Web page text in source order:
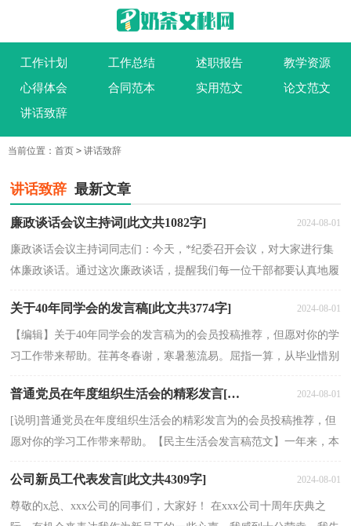
工作计划 工作总结 述职报告
教学资源
心得体会
合同范本 实用范文
论文范文
讲话致辞
当前位置： 首页 > 讲话致辞
讲话致辞 最新文章
廉政谈话会议主持词[此文共1082字] 2024-08-01
廉政谈话会议主持词同志们：今天，*纪委召开会议，对大家进行集
体廉政谈话。通过这次廉政谈话，提醒我们每一位干部都要认真地履
关于40年同学会的发言稿[此文共3774字] 2024-08-01
【编辑】关于40年同学会的发言稿为的会员投稿推荐，但愿对你的学
习工作带来帮助。荏苒冬春谢，寒暑葱流易。屈指一算，从毕业惜别
普通党员在年度组织生活会的精彩发言[此文共11317字] 2024-08-01
[说明]普通党员在年度组织生活会的精彩发言为的会员投稿推荐，但
愿对你的学习工作带来帮助。【民主生活会发言稿范文】一年来，本
公司新员工代表发言[此文共4309字] 2024-08-01
尊敬的x总、xxx公司的同事们，大家好！ 在xxx公司十周年庆典之